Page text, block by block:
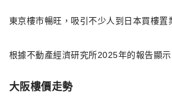
東京樓市暢旺，吸引不少人到日本買樓置
根據不動產經濟研究所2025年的報告顯
大阪樓價走勢